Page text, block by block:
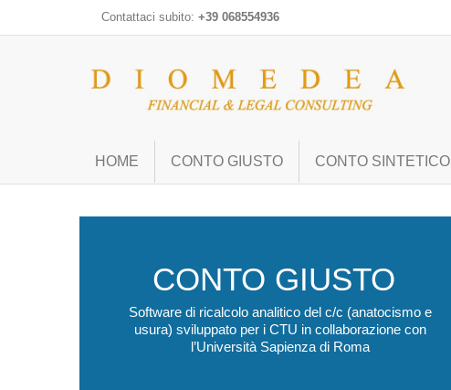
Contattaci subito: +39 068554936
HOME CONTO GIUSTO CONTO SINTETICO
CONTO GIUSTO
Software di ricalcolo analitico del c/c (anatocismo e
usura) sviluppato per i CTU in collaborazione con
l’Università Sapienza di Roma